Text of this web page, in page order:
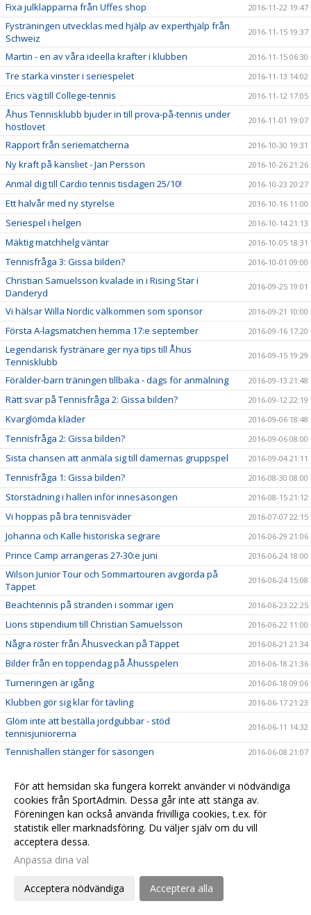
Fixa julklapparna från Uffes shop 2016-11-22 19:47
Fysträningen utvecklas med hjälp av experthjälp från
Schweiz
2016-11-15 19:37
Martin - en av våra ideella krafter i klubben 2016-11-15 06:30
Tre starka vinster i seriespelet 2016-11-13 14:02
Erics väg till College-tennis 2016-11-12 17:05
Åhus Tennisklubb bjuder in till prova-på-tennis under
höstlovet
2016-11-01 19:07
Rapport från seriematcherna 2016-10-30 19:31
Ny kraft på kansliet - Jan Persson 2016-10-26 21:26
Anmäl dig till Cardio tennis tisdagen 25/10! 2016-10-23 20:27
Ett halvår med ny styrelse 2016-10-16 11:00
Seriespel i helgen 2016-10-14 21:13
Mäktig matchhelg väntar 2016-10-05 18:31
Tennisfråga 3: Gissa bilden? 2016-10-01 09:00
Christian Samuelsson kvalade in i Rising Star i
Danderyd
2016-09-25 19:01
Vi hälsar Willa Nordic välkommen som sponsor 2016-09-21 10:00
Första A-lagsmatchen hemma 17:e september 2016-09-16 17:20
Legendarisk fystränare ger nya tips till Åhus
Tennisklubb
2016-09-15 19:29
Förälder-barn träningen tillbaka - dags för anmälning 2016-09-13 21:48
Rätt svar på Tennisfråga 2: Gissa bilden? 2016-09-12 22:19
Kvarglömda kläder 2016-09-06 18:48
Tennisfråga 2: Gissa bilden? 2016-09-06 08:00
Sista chansen att anmäla sig till damernas gruppspel 2016-09-04 21:11
Tennisfråga 1: Gissa bilden? 2016-08-30 08:00
Storstädning i hallen inför innesäsongen 2016-08-15 21:12
Vi hoppas på bra tennisväder 2016-07-07 22:15
Johanna och Kalle historiska segrare 2016-06-29 21:06
Prince Camp arrangeras 27-30:e juni 2016-06-24 18:00
Wilson Junior Tour och Sommartouren avgjorda på
Täppet
2016-06-24 15:08
Beachtennis på stranden i sommar igen 2016-06-23 22:25
Lions stipendium till Christian Samuelsson 2016-06-22 11:00
Några röster från Åhusveckan på Täppet 2016-06-21 21:34
Bilder från en toppendag på Åhusspelen 2016-06-18 21:36
Turneringen är igång 2016-06-18 09:06
Klubben gör sig klar för tävling 2016-06-17 21:23
Glöm inte att beställa jordgubbar - stöd
tennisjuniorerna
2016-06-11 14:32
Tennishallen stänger för säsongen 2016-06-08 21:07
Så här bokar du sommarkortet 2016-06-01 22:50
Första utbildningen i Hjärt-lungräddning genomförd 2016-05-28 21:00
Helgens aktiviteter i tennisklubben 2016-05-28 08:13
Ladda för vår Åhustävling 18-23:e juni
A-laget och H-45 i farten i helgen
Stöd juniorverksamheten - beställ jordgubbar till
För att hemsidan ska fungera korrekt använder vi nödvändiga
cookies från SportAdmin. Dessa går inte att stänga av.
Föreningen kan också använda frivilliga cookies, t.ex. för
statistik eller marknadsföring. Du väljer själv om du vill
acceptera dessa.
Anpassa dina val
Acceptera nödvändiga Acceptera alla